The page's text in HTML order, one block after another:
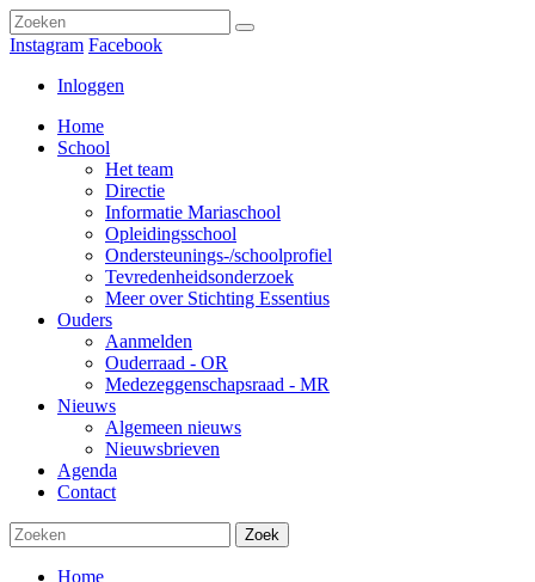
Instagram Facebook
Inloggen
Home
School
Het team
Directie
Informatie Mariaschool
Opleidingsschool
Ondersteunings-/schoolprofiel
Tevredenheidsonderzoek
Meer over Stichting Essentius
Ouders
Aanmelden
Ouderraad - OR
Medezeggenschapsraad - MR
Nieuws
Algemeen nieuws
Nieuwsbrieven
Agenda
Contact
Zoek
Home